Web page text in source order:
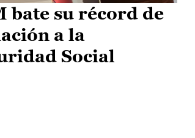
bate su récord de
a la
Social